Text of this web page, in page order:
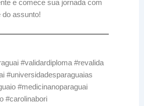
e comece sua jornada com
do assunto!
#validardiploma #revalida
#universidadesparaguaias
#medicinanoparaguai
#carolinabori